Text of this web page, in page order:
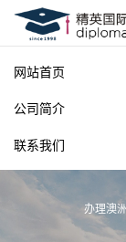
网站首页
公司简介
联系我们
办理澳